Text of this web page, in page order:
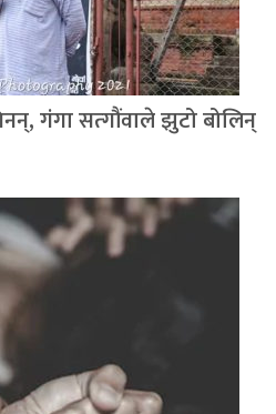
गंगा सत्गौंवाले झुटो बोलिन्